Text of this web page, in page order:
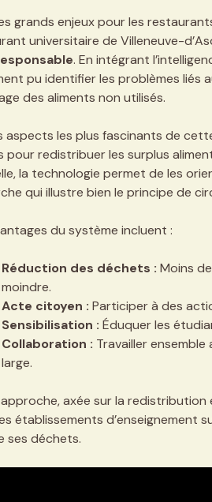
grands enjeux pour les
universitaire de Villeneuve-
. En intégrant
pu identifier les problèmes liés
des aliments non utilisés.
aspects les plus fascinants de
pour redistribuer les surplus
la technologie permet de les
qui illustre bien le principe de
du système incluent :
Réduction des déchets : Moins
moindre.
Acte citoyen : Participer à des
Sensibilisation : Éduquer les
Collaboration : Travailler
large.
axée sur la redistribution
établissements d’enseignement
ses déchets.